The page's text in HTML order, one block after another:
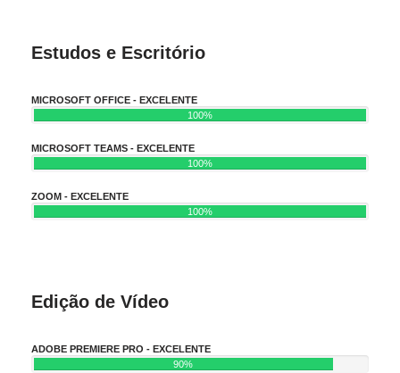
Estudos e Escritório
MICROSOFT OFFICE - EXCELENTE
100%
MICROSOFT TEAMS - EXCELENTE
100%
ZOOM - EXCELENTE
100%
Edição de Vídeo
ADOBE PREMIERE PRO - EXCELENTE
90%